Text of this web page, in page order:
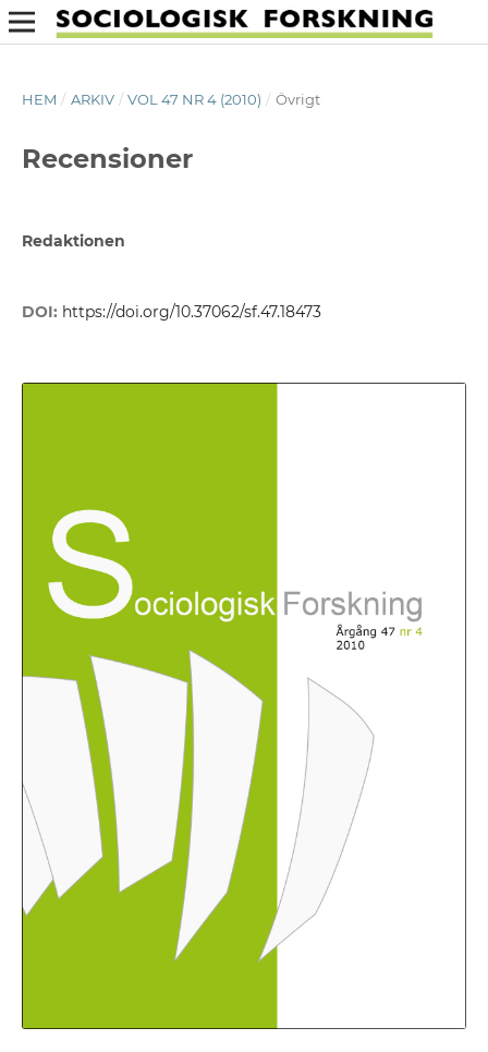
HEM / ARKIV / VOL 47 NR 4 (2010) / Övrigt
Recensioner
Redaktionen
DOI: https://doi.org/10.37062/sf.47.18473